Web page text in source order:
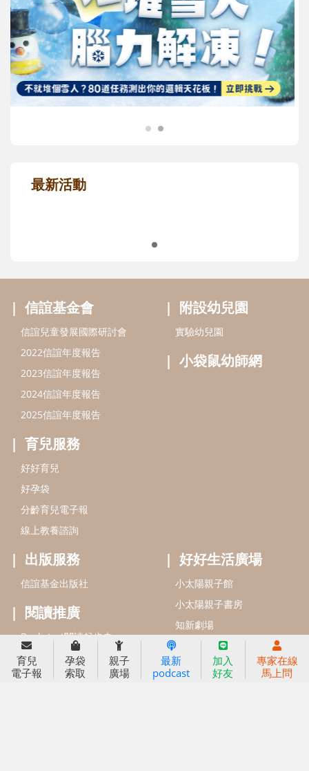
最新活動
信誼基金會
信誼兒童發展國際研討會
2023信誼年度報告
2024信誼年度報告
2025信誼年度報告
育兒服務
好好育兒
好孕袋
小袋鼠幼師網
育兒
電子報
孕袋
索取
親子
廣場
最新
podcast
加入
好友
專家在線
馬上問